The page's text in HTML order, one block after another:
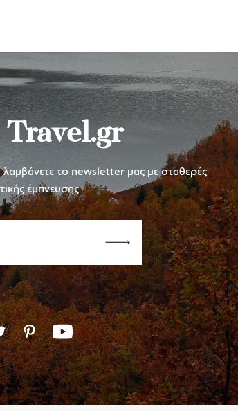
λαμβάνετε το newsletter μας με σταθερές
έμπνευσης